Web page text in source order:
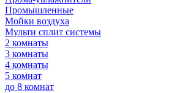
Промышленные
Мойки воздуха
Мульти сплит системы
2 комнаты
3 комнаты
4 комнаты
5 комнат
до 8 комнат